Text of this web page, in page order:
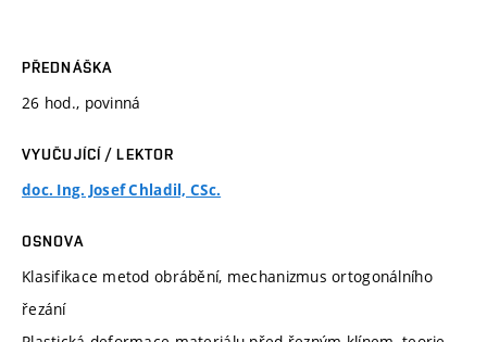
PŘEDNÁŠKA
26 hod., povinná
VYUČUJÍCÍ / LEKTOR
doc. Ing. Josef Chladil, CSc.
OSNOVA
Klasifikace metod obrábění, mechanizmus ortogonálního
řezání